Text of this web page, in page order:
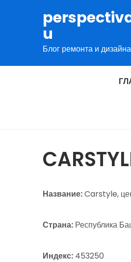
содержимому
u
Блог ремонта и дизайна
Название:Carstyle,
Страна: Республика
Индекс: 453250